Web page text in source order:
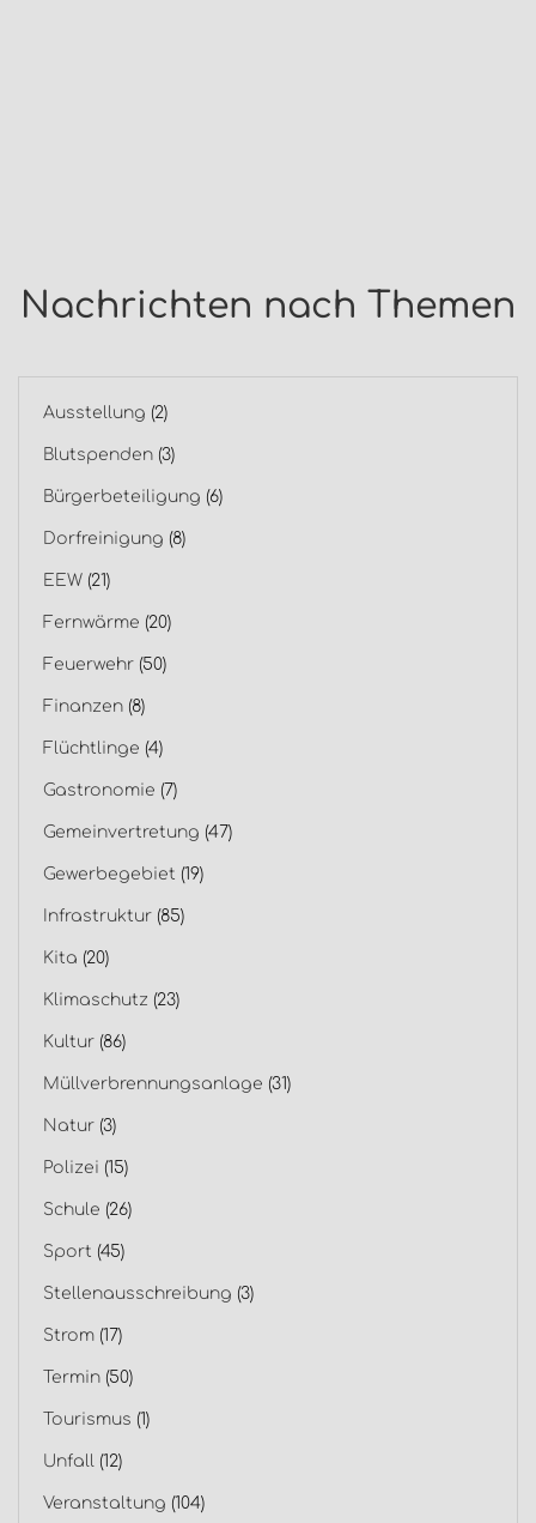
Nachrichten nach Themen
Ausstellung (2)
Blutspenden (3)
Bürgerbeteiligung (6)
Dorfreinigung (8)
EEW (21)
Fernwärme (20)
Feuerwehr (50)
Finanzen (8)
Flüchtlinge (4)
Gastronomie (7)
Gemeinvertretung (47)
Gewerbegebiet (19)
Infrastruktur (85)
Kita (20)
Klimaschutz (23)
Kultur (86)
Müllverbrennungsanlage (31)
Natur (3)
Polizei (15)
Schule (26)
Sport (45)
Stellenausschreibung (3)
Strom (17)
Termin (50)
Tourismus (1)
Unfall (12)
Veranstaltung (104)